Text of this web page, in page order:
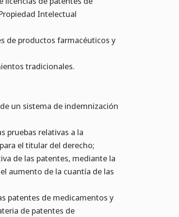
Intelectual
de productos farmacéuticos y
tradicionales.
un sistema de indemnización
pruebas relativas a la
el titular del derecho;
de las patentes, mediante la
aumento de la cuantía de las
patentes de medicamentos y
de patentes de